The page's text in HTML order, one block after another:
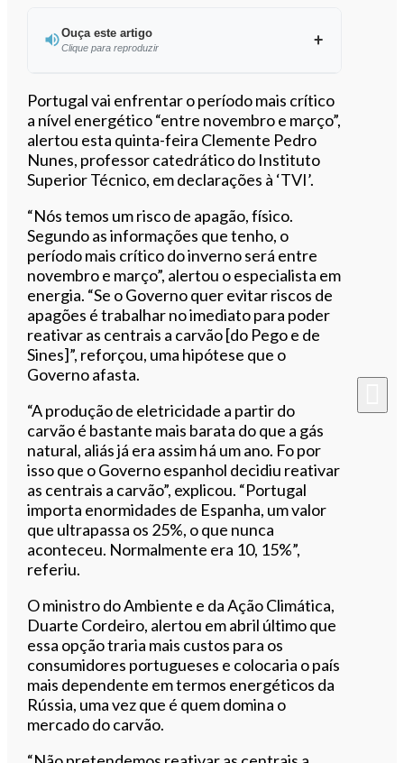
Ouça este artigo
Clique para reproduzir
Ouvir este artigo
Portugal vai enfrentar o período mais crítico
a nível energético “entre novembro e março”,
alertou esta quinta-feira Clemente Pedro
Nunes, professor catedrático do Instituto
Superior Técnico, em declarações à ‘TVI’.
“Nós temos um risco de apagão, físico.
Segundo as informações que tenho, o
período mais crítico do inverno será entre
novembro e março”, alertou o especialista em
energia. “Se o Governo quer evitar riscos de
apagões é trabalhar no imediato para poder
reativar as centrais a carvão [do Pego e de
Sines]”, reforçou, uma hipótese que o
Governo afasta.
“A produção de eletricidade a partir do
carvão é bastante mais barata do que a gás
natural, aliás já era assim há um ano. Fo por
isso que o Governo espanhol decidiu reativar
as centrais a carvão”, explicou. “Portugal
importa enormidades de Espanha, um valor
que ultrapassa os 25%, o que nunca
aconteceu. Normalmente era 10, 15%”,
referiu.
O ministro do Ambiente e da Ação Climática,
Duarte Cordeiro, alertou em abril último que
essa opção traria mais custos para os
consumidores portugueses e colocaria o país
mais dependente em termos energéticos da
Rússia, uma vez que é quem domina o
mercado do carvão.